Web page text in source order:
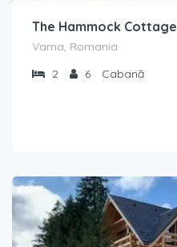
The Hammock Cottage
Vama, Romania
2
6 Cabană